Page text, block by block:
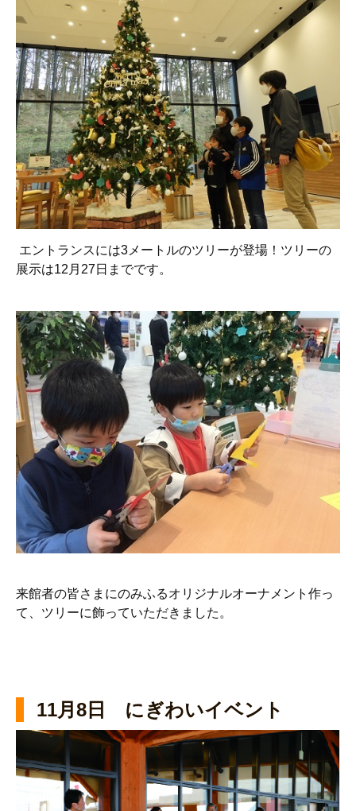
エントランスには3メートルのツリーが登場！ツリーの
展示は12月27日までです。
来館者の皆さまにのみふるオリジナルオーナメント作っ
て、ツリーに飾っていただきました。
11月8日 にぎわいイベント